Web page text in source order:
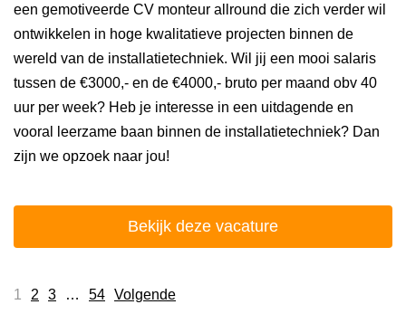
een gemotiveerde CV monteur allround die zich verder wil
ontwikkelen in hoge kwalitatieve projecten binnen de
wereld van de installatietechniek. Wil jij een mooi salaris
tussen de €3000,- en de €4000,- bruto per maand obv 40
uur per week? Heb je interesse in een uitdagende en
vooral leerzame baan binnen de installatietechniek? Dan
zijn we opzoek naar jou!
Bekijk deze vacature
1 2 3 … 54 Volgende